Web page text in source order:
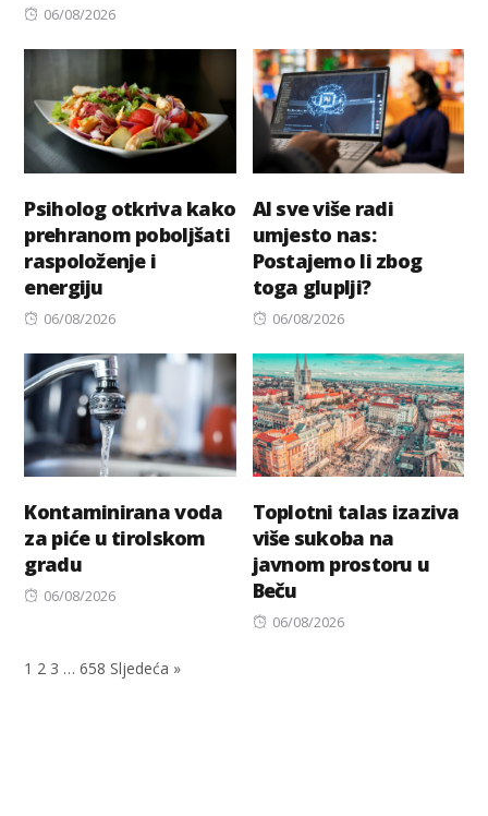
Posted
06/08/2026
Psiholog otkriva kako
prehranom poboljšati
raspoloženje i
energiju
Posted
06/08/2026
AI sve više radi
umjesto nas:
Postajemo li zbog
toga gluplji?
Posted
06/08/2026
Kontaminirana voda
za piće u tirolskom
gradu
Posted
06/08/2026
Toplotni talas izaziva
više sukoba na
javnom prostoru u
Beču
Posted
06/08/2026
1 2 3 … 658 Sljedeća »